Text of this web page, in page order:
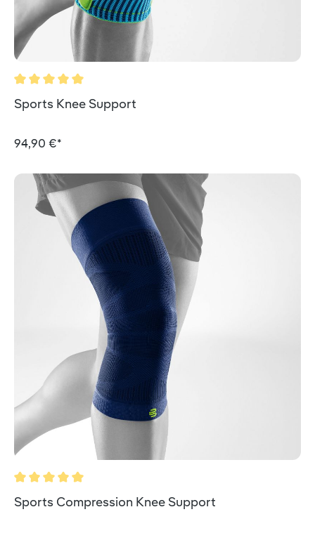
Valutazione media di 5 su 5 stelle
Sports Knee Support
94,90 €*
Valutazione media di 5 su 5 stelle
Sports Compression Knee Support